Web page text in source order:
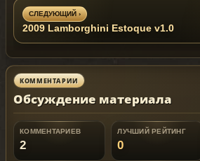
СЛЕДУЮЩИЙ ›
2009 Lamborghini Estoque v1.0
КОММЕНТАРИИ
Обсуждение материала
КОММЕНТАРИЕВ
2
ЛУЧШИЙ РЕЙТИНГ
0